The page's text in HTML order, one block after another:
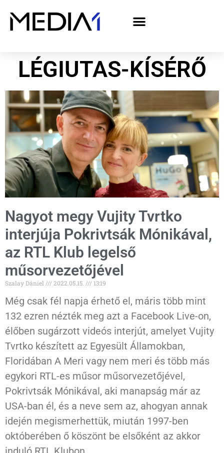
LÉGIUTAS-KÍSÉRŐ
Nagyot megy Vujity Tvrtko
interjúja Pokrivtsák Mónikával,
az RTL Klub legelső
műsorvezetőjével
Szalay Dániel 2022.05.15. 13:19
Még csak fél napja érhető el, máris több mint
132 ezren nézték meg azt a Facebook Live-on,
élőben sugárzott videós interjút, amelyet Vujity
Tvrtko készített az Egyesült Államokban,
Floridában A Meri vagy nem meri és több más
egykori RTL-es műsor műsorvezetőjével,
Pokrivtsák Mónikával, aki manapság már az
USA-ban él, és a neve sem az, ahogyan annak
idején megismerhettük, miután 1997-ben
októberében ő köszönt be elsőként az akkor